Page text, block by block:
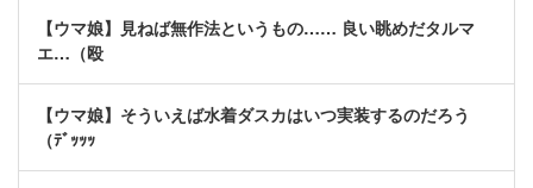
【ウマ娘】見ねば無作法というもの…… 良い眺めだタルマ
エ…（殴
【ウマ娘】そういえば水着ダスカはいつ実装するのだろう
（ﾃﾞｯｯｯ